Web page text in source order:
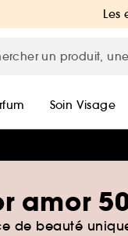
Les
Soin Visage
amor
de beauté